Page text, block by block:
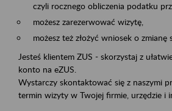
czyli rocznego obliczenia podatku
możesz zarezerwować wizytę,
możesz też złożyć wniosek o zmianę
Jesteś klientem ZUS - skorzystaj z
konto na eZUS.
Wystarczy skontaktować się z naszymi
termin wizyty w Twojej firmie, urzędzie i